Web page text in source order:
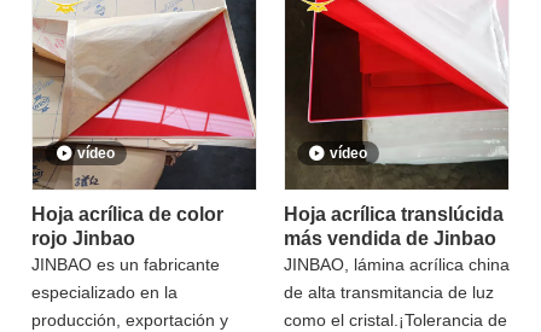
vídeo
Hoja acrílica de color
rojo Jinbao
JINBAO es un fabricante
especializado en la
producción, exportación y
vídeo
Hoja acrílica translúcida
más vendida de Jinbao
JINBAO, lámina acrílica china
de alta transmitancia de luz
como el cristal.¡Tolerancia de